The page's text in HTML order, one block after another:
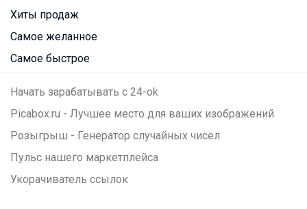
Хиты продаж
Самое желанное
Самое быстрое
Начать зарабатывать с 24-ok
Picabox.ru - Лучшее место для ваших изображений
Розыгрыш - Генератор случайных чисел
Пульс нашего маркетплейса
Укорачиватель ссылок